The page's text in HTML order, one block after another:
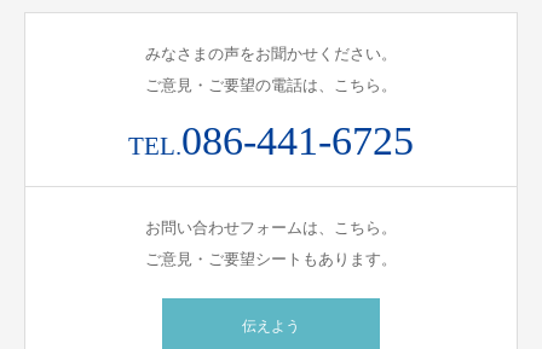
みなさまの声をお聞かせください。
ご意見・ご要望の電話は、こちら。
TEL.086-441-6725
お問い合わせフォームは、こちら。
ご意見・ご要望シートもあります。
伝えよう